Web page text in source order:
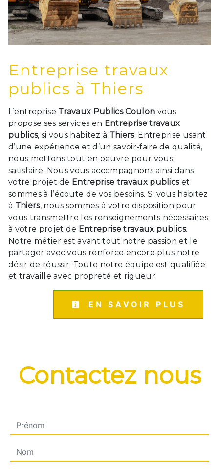
Entreprise travaux
publics à Thiers
L’entreprise Travaux Publics Coulon vous
propose ses services en Entreprise travaux
publics, si vous habitez à Thiers. Entreprise usant
d’une expérience et d’un savoir-faire de qualité,
nous mettons tout en oeuvre pour vous
satisfaire. Nous vous accompagnons ainsi dans
votre projet de Entreprise travaux publicset
sommes à l’écoute de vos besoins. Si vous habitez
à Thiers, nous sommes à votre disposition pour
vous transmettre les renseignements nécessaires
à votre projet de Entreprise travaux publics.
Notre métier est avant tout notre passion et le
partager avec vous renforce encore plus notre
désir de réussir. Toute notre équipe est qualifiée
et travaille avec propreté et rigueur.
EN SAVOIR PLUS
Contactez nous